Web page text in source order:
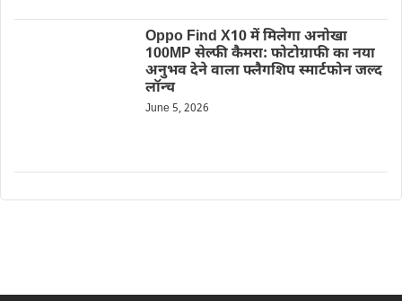
Oppo Find X10 में मिलेगा अनोखा
100MP सेल्फी कैमरा: फोटोग्राफी का नया
अनुभव देने वाला फ्लैगशिप स्मार्टफोन जल्द
लॉन्च
June 5, 2026